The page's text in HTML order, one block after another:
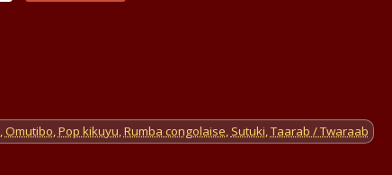
,Omutibo,Pop kikuyu,Rumba congolaise, Sutuki,Taarab / Twaraab